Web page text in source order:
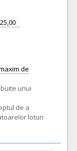
de
unui
de a
loturi